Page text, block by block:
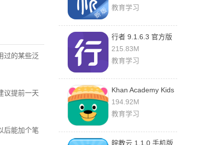
过的某些泛
议提前一天
后能加个笔
教育学习
行者 9.1.6.3 官方版
215.83M
教育学习
Khan Academy Kids
1.0.9 安卓版
194.92M
教育学习
皖教云 1.1.0 手机版